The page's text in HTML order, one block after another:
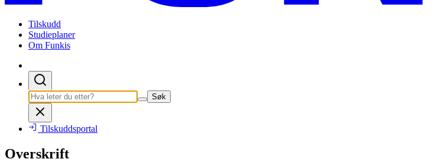
Tilskudd
Studieplaner
Om Funkis
Søk
Tilskuddsportal
Overskrift